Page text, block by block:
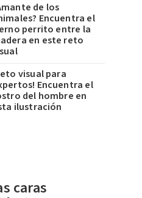
de los
Encuentra el
perrito entre la
en este reto
visual para
Encuentra el
del hombre en
ilustración
caras